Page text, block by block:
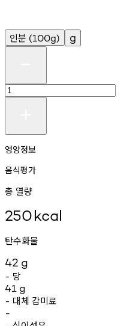
인분 (100g) g
영양정보
음식평가
총 열량
250kcal
탄수화물
42 g
- 당
41 g
- 대체 감미료
-